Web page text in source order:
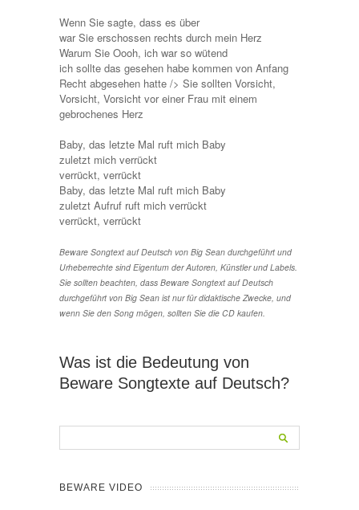
Wenn Sie sagte, dass es über
war Sie erschossen rechts durch mein Herz
Warum Sie Oooh, ich war so wütend
ich sollte das gesehen habe kommen von Anfang
Recht abgesehen hatte /> Sie sollten Vorsicht,
Vorsicht, Vorsicht vor einer Frau mit einem
gebrochenes Herz
Baby, das letzte Mal ruft mich Baby
zuletzt mich verrückt
verrückt, verrückt
Baby, das letzte Mal ruft mich Baby
zuletzt Aufruf ruft mich verrückt
verrückt, verrückt
Beware Songtext auf Deutsch von Big Sean durchgeführt und
Urheberrechte sind Eigentum der Autoren, Künstler und Labels.
Sie sollten beachten, dass Beware Songtext auf Deutsch
durchgeführt von Big Sean ist nur für didaktische Zwecke, und
wenn Sie den Song mögen, sollten Sie die CD kaufen.
Was ist die Bedeutung von
Beware Songtexte auf Deutsch?
BEWARE VIDEO